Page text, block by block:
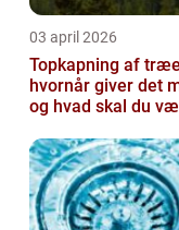
03 april 2026
Topkapning af
hvornår giver det
og hvad skal du